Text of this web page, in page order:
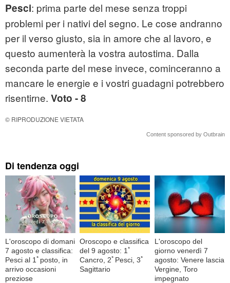
Pesci: prima parte del mese senza troppi
problemi per i nativi del segno. Le cose andranno
per il verso giusto, sia in amore che al lavoro, e
questo aumenterà la vostra autostima. Dalla
seconda parte del mese invece, cominceranno a
mancare le energie e i vostri guadagni potrebbero
risentirne. Voto - 8
© RIPRODUZIONE VIETATA
Content sponsored by Outbrain
Di tendenza oggi
L'oroscopo di domani
7 agosto e classifica:
Pesci al 1ﾟposto, in
arrivo occasioni
preziose
Oroscopo e classifica
del 9 agosto: 1ﾟ
Cancro, 2ﾟPesci, 3ﾟ
Sagittario
L'oroscopo del
giorno venerdì 7
agosto: Venere lascia
Vergine, Toro
impegnato